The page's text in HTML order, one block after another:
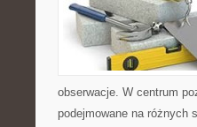
obserwacje. W centrum
podejmowane na różnych